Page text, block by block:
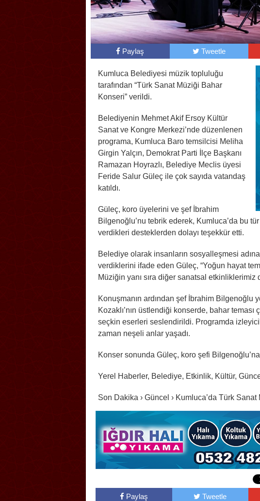
Paylaş Tweetle
Kumluca Belediyesi müzik topluluğu
tarafından “Türk Sanat Müziği Bahar
Konseri” verildi.
Belediyenin Mehmet Akif Ersoy Kültür
Sanat ve Kongre Merkezi’nde düzenlenen
programa, Kumluca Baro temsilcisi Meliha
Girgin Yalçın, Demokrat Parti İlçe Başkanı
Ramazan Hoyrazlı, Belediye Meclis üyesi
Feride Salur Güleç ile çok sayıda vatandaş
katıldı.
Güleç, koro üyelerini ve şef İbrahim
Bilgenoğlu’nu tebrik ederek, Kumluca’da bu
verdikleri desteklerden dolayı teşekkür etti.
Belediye olarak insanların sosyalleşmesi
verdiklerini ifade eden Güleç, “Yoğun hayat
Müziğin yanı sıra diğer sanatsal etkinliklerimiz
Konuşmanın ardından şef İbrahim Bilgenoğlu
Kozaklı’nın üstlendiği konserde, bahar
seçkin eserleri seslendirildi. Programda
zaman neşeli anlar yaşadı.
Konser sonunda Güleç, koro şefi
Yerel Haberler, Belediye, Etkinlik, Kültür,
Son Dakika › Güncel › Kumluca’da Türk
Paylaş Tweetle